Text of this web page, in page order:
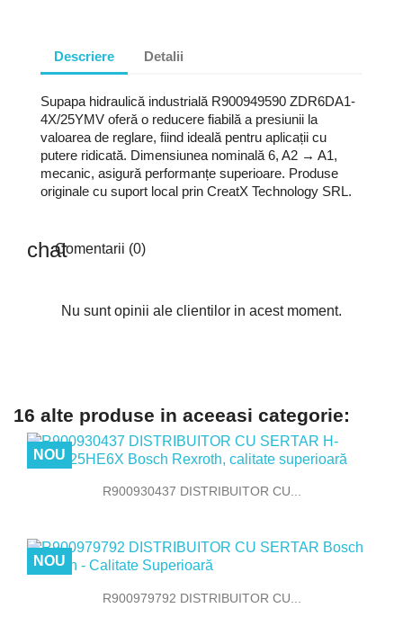
Descriere Detalii
Supapa hidraulică industrială R900949590 ZDR6DA1-
4X/25YMV oferă o reducere fiabilă a presiunii la
valoarea de reglare, fiind ideală pentru aplicații cu
putere ridicată. Dimensiunea nominală 6, A2 → A1,
mecanic, asigură performanțe superioare. Produse
originale cu suport local prin CreatX Technology SRL.
Comentarii (0)
Nu sunt opinii ale clientilor in acest moment.
16 alte produse in aceeasi categorie:
R900930437 DISTRIBUITOR CU...
NOU
R900979792 DISTRIBUITOR CU...
NOU